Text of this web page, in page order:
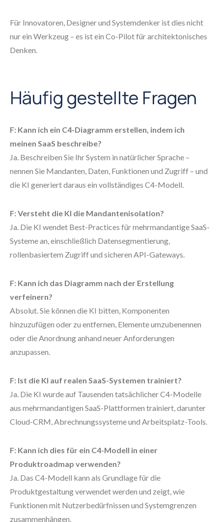
Für Innovatoren, Designer und Systemdenker ist dies nicht
nur ein Werkzeug – es ist ein Co-Pilot für architektonisches
Denken.
Häufig gestellte Fragen
F: Kann ich ein C4-Diagramm erstellen, indem ich
meinen SaaS beschreibe?
Ja. Beschreiben Sie Ihr System in natürlicher Sprache –
nennen Sie Mandanten, Daten, Funktionen und Zugriff – und
die KI generiert daraus ein vollständiges C4-Modell.
F: Versteht die KI die Mandantenisolation?
Ja. Die KI wendet Best-Practices für mehrmandantige SaaS-
Systeme an, einschließlich Datensegmentierung,
rollenbasiertem Zugriff und sicheren API-Gateways.
F: Kann ich das Diagramm nach der Erstellung
verfeinern?
Absolut. Sie können die KI bitten, Komponenten
hinzuzufügen oder zu entfernen, Elemente umzubenennen
oder die Anordnung anhand neuer Anforderungen
anzupassen.
F: Ist die KI auf realen SaaS-Systemen trainiert?
Ja. Die KI wurde auf Tausenden tatsächlicher C4-Modelle
aus mehrmandantigen SaaS-Plattformen trainiert, darunter
Cloud-CRM, Abrechnungssysteme und Arbeitsplatz-Tools.
F: Kann ich dies für ein C4-Modell in einer
Produktroadmap verwenden?
Ja. Das C4-Modell kann als Grundlage für die
Produktgestaltung verwendet werden und zeigt, wie
Funktionen mit Nutzerbedürfnissen und Systemgrenzen
zusammenhängen.